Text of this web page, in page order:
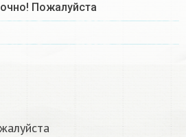
Пожалуйста